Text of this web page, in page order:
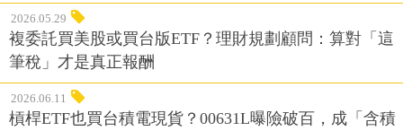
2026.05.29
複委託買美股或買台版ETF？理財規劃顧問：算對「這
筆稅」才是真正報酬
2026.06.11
槓桿ETF也買台積電現貨？00631L曝險破百，成「含積